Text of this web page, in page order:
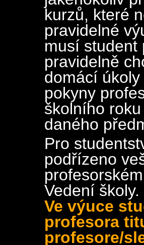
kurzů, které
pravidelné
musí student
pravidelně
domácí
pokyny
školního
daného
Pro
podřízeno
Vedení školy.
Ve výuce
profesora
profesore/